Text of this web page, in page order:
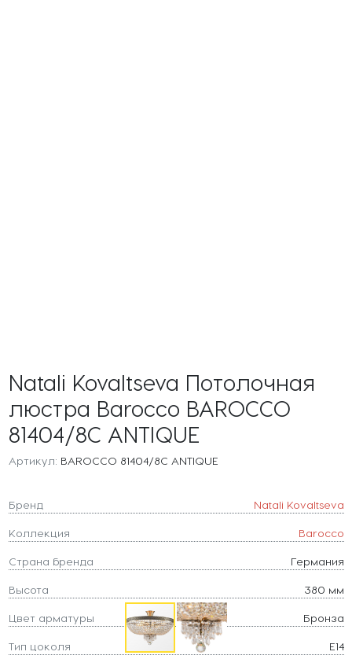
Natali Kovaltseva Потолочная
люстра Barocco BAROCCO
81404/8C ANTIQUE
Артикул: BAROCCO 81404/8C ANTIQUE
Бренд Natali Kovaltseva
Коллекция Barocco
Страна бренда Германия
Высота 380 мм
Цвет арматуры Бронза
Тип цоколя E14